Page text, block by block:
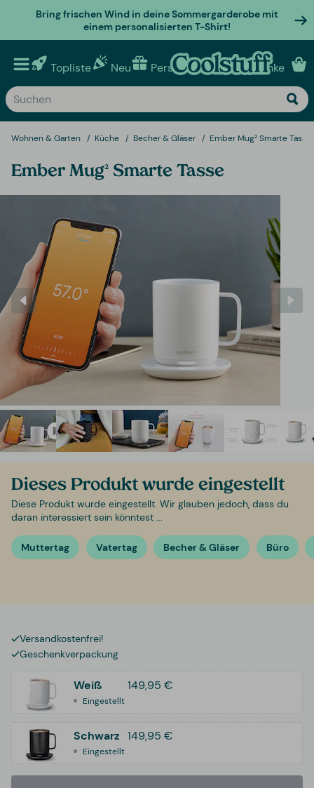
Bring frischen Wind in deine Sommergarderobe mit
einem personalisierten T-Shirt!
Topliste Neu Personalisierte geschenke
Wohnen & Garten Küche Becher & Gläser Ember Mug² Smarte Tasse
Ember Mug² Smarte Tasse
Dieses Produkt wurde eingestellt
Diese Produkt wurde eingestellt. Wir glauben jedoch, dass du
daran interessiert sein könntest ...
Muttertag Vatertag Becher & Gläser Büro
Versandkostenfrei!
Geschenkverpackung
Weiß 149,95 €
Eingestellt
Schwarz 149,95 €
Eingestellt